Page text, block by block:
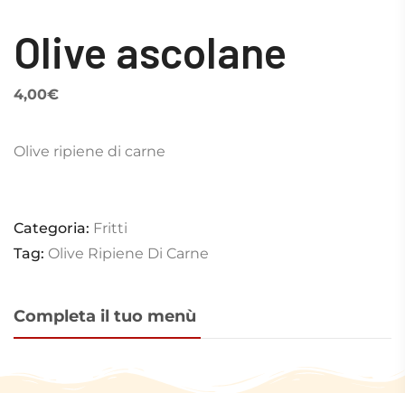
Olive ascolane
4,00€
Olive ripiene di carne
Categoria: Fritti
Tag: Olive Ripiene Di Carne
Completa il tuo menù